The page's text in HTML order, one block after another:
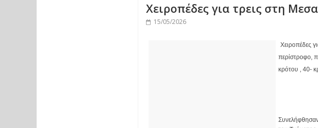
Χειροπέδες για τρεις στη
15/05/2026
Χειροπέδες
περίστροφο,
κρότου , 40-